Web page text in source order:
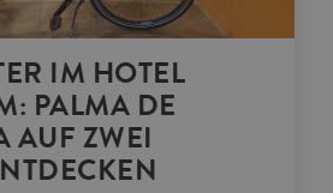
IM HOTEL
PALMA DE
AUF ZWEI